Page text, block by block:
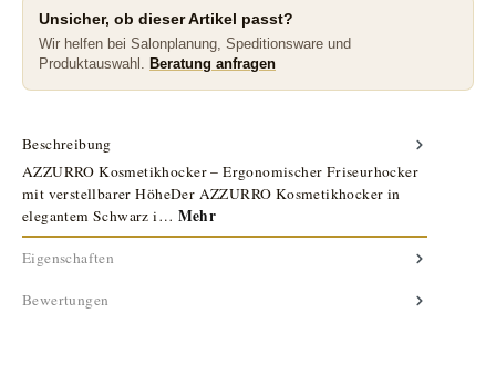
Unsicher, ob dieser Artikel passt?
Wir helfen bei Salonplanung, Speditionsware und
Produktauswahl.
Beratung anfragen
Beschreibung
AZZURRO Kosmetikhocker – Ergonomischer Friseurhocker
mit verstellbarer HöheDer AZZURRO Kosmetikhocker in
elegantem Schwarz i… Mehr
Eigenschaften
Bewertungen